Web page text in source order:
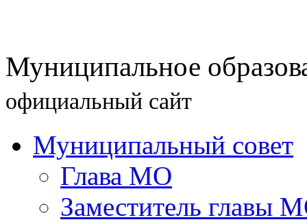
Муниципальное
официальный сайт
Муниципальный совет
Глава МО
Заместитель главы